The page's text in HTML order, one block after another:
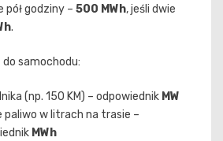
pół godziny – 500 MWh, jeśli dwie
.
samochodu:
(np. 150 KM) – odpowiednik MW
paliwo w litrach na trasie –
MWh